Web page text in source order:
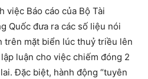
việc Báo cáo của Bộ Tài
Quốc đưa ra các số liệu nói
trên mặt biển lúc thuỷ triều lên
luận cho việc chiếm đóng 2
Đặc biệt, hành động “tuyên